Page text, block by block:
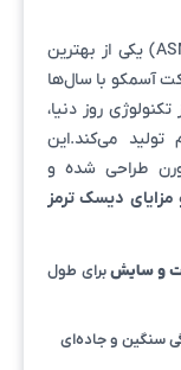
دیسک ترمز جلو سورن برند آسمکو (ASMCO) یکی از بهترین
آسمکو با سال‌ها
روز دنیا،
تولید می‌کند.این
طراحی شده و
مزایای دیسک ترمز
و سایشبرای طول
سنگین و جاده‌ای